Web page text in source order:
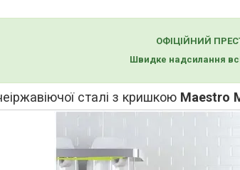
ОФІЦІЙНИЙ
Швидке надсилання
сталі з кришкою Maestro